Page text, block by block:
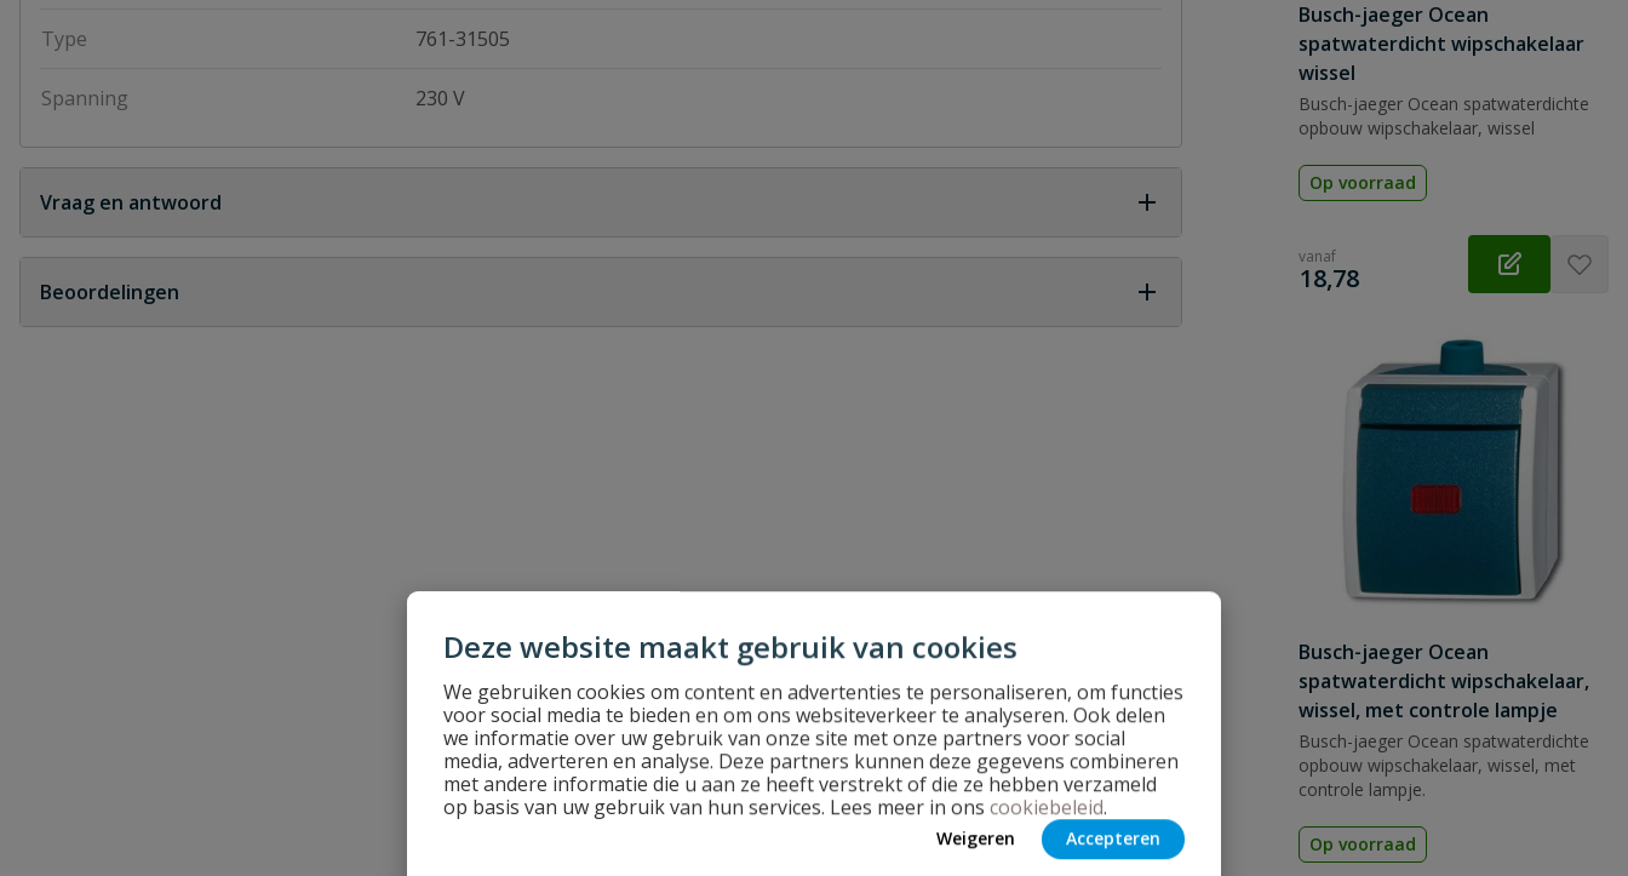
Deze website maakt gebruik van cookies
We gebruiken cookies om content en advertenties te personaliseren, om functies
voor social media te bieden en om ons websiteverkeer te analyseren. Ook delen
we informatie over uw gebruik van onze site met onze partners voor social
media, adverteren en analyse. Deze partners kunnen deze gegevens combineren
met andere informatie die u aan ze heeft verstrekt of die ze hebben verzameld
op basis van uw gebruik van hun services. Lees meer in ons cookiebeleid.
Weigeren Accepteren
Type 761-31505
Spanning 230 V
Vraag en antwoord
Geen vragen
Beoordelingen
Busch-jaeger Ocean
spatwaterdicht wipschakelaar
wissel
Busch-jaeger Ocean spatwaterdichte
opbouw wipschakelaar, wissel
Op voorraad
vanaf
€
18,78
Busch-jaeger Ocean
spatwaterdicht wipschakelaar,
wissel, met controle lampje
Busch-jaeger Ocean spatwaterdichte
opbouw wipschakelaar, wissel, met
controle lampje.
Op voorraad